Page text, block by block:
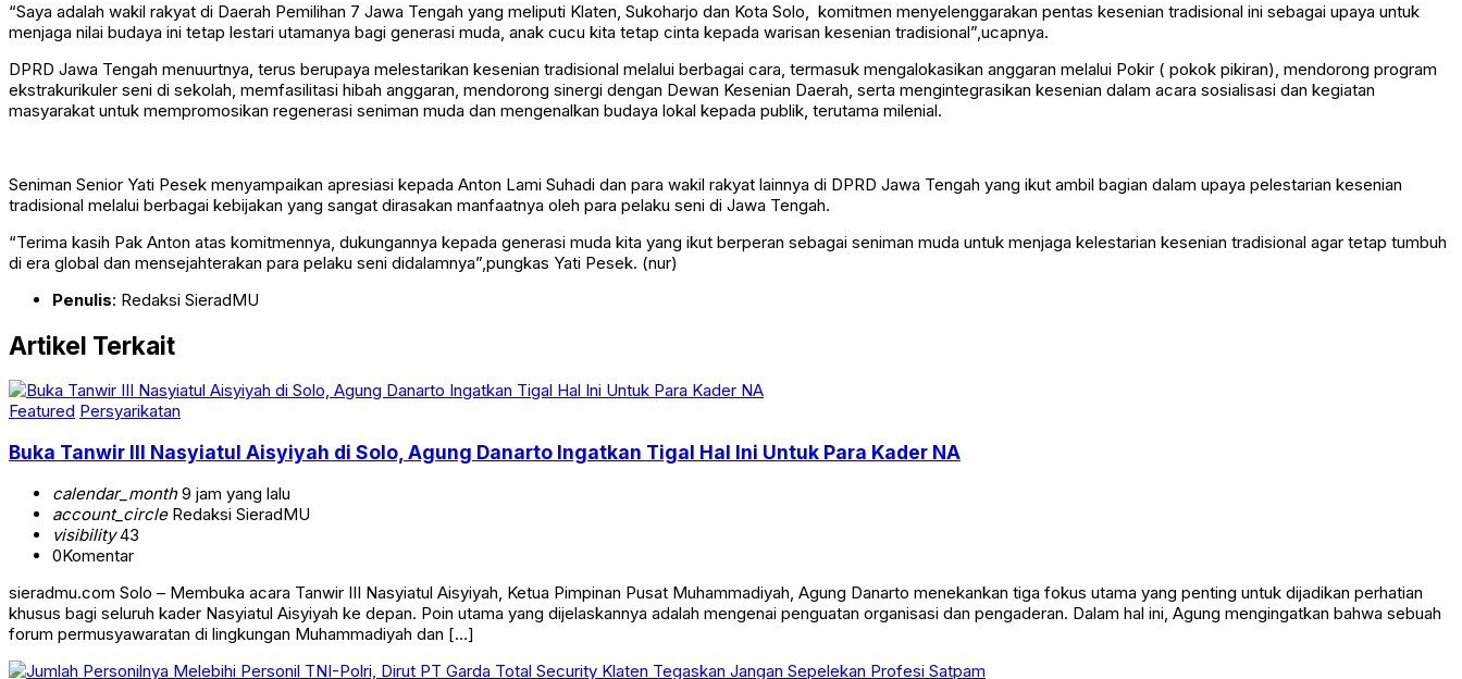
“Saya adalah wakil rakyat di Daerah Pemilihan 7 Jawa Tengah yang meliputi Klaten, Sukoharjo dan Kota Solo, komitmen menyelenggarakan pentas kesenian tradisional ini sebagai upaya untuk
menjaga nilai budaya ini tetap lestari utamanya bagi generasi muda, anak cucu kita tetap cinta kepada warisan kesenian tradisional”,ucapnya.
DPRD Jawa Tengah menuurtnya, terus berupaya melestarikan kesenian tradisional melalui berbagai cara, termasuk mengalokasikan anggaran melalui Pokir ( pokok pikiran), mendorong program
ekstrakurikuler seni di sekolah, memfasilitasi hibah anggaran, mendorong sinergi dengan Dewan Kesenian Daerah, serta mengintegrasikan kesenian dalam acara sosialisasi dan kegiatan
masyarakat untuk mempromosikan regenerasi seniman muda dan mengenalkan budaya lokal kepada publik, terutama milenial.
Seniman Senior Yati Pesek menyampaikan apresiasi kepada Anton Lami Suhadi dan para wakil rakyat lainnya di DPRD Jawa Tengah yang ikut ambil bagian dalam upaya pelestarian kesenian
tradisional melalui berbagai kebijakan yang sangat dirasakan manfaatnya oleh para pelaku seni di Jawa Tengah.
“Terima kasih Pak Anton atas komitmennya, dukungannya kepada generasi muda kita yang ikut berperan sebagai seniman muda untuk menjaga kelestarian kesenian tradisional agar tetap tumbuh
di era global dan mensejahterakan para pelaku seni didalamnya”,pungkas Yati Pesek. (nur)
Penulis: Redaksi SieradMU
Artikel Terkait
Featured Persyarikatan
Buka Tanwir III Nasyiatul Aisyiyah di Solo, Agung Danarto Ingatkan Tigal Hal Ini Untuk Para Kader NA
calendar_month9 jam yang lalu
account_circleRedaksi SieradMU
visibility43
0Komentar
sieradmu.com Solo – Membuka acara Tanwir III Nasyiatul Aisyiyah, Ketua Pimpinan Pusat Muhammadiyah, Agung Danarto menekankan tiga fokus utama yang penting untuk dijadikan perhatian
khusus bagi seluruh kader Nasyiatul Aisyiyah ke depan. Poin utama yang dijelaskannya adalah mengenai penguatan organisasi dan pengaderan. Dalam hal ini, Agung mengingatkan bahwa sebuah
forum permusyawaratan di lingkungan Muhammadiyah dan […]